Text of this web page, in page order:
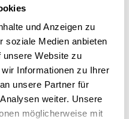
und Anzeigen zu
soziale Medien anbieten
unsere Website zu
Informationen zu Ihrer
unsere Partner für
weiter. Unsere
möglicherweise mit